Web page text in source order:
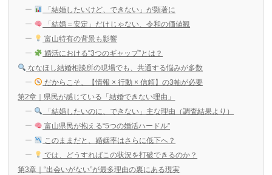
「結婚したいけど、できない」が顕著に
「結婚＝安定」だけじゃない、令和の価値観
富山特有の背景も影響
婚活における“3つのギャップ”とは？
ななほし結婚相談所の現場でも、共通する悩みが多数
だからこそ、【情報 × 行動 × 信頼】の3軸が必要
第2章｜県民が感じている「結婚できない理由」
「結婚したいのに、できない」主な理由（調査結果より）
富山県民が抱える“5つの婚活ハードル”
このままだと、婚姻率はさらに低下へ？
では、どうすればこの状況を打破できるのか？
第3章｜“出会いがない”が最多理由の裏にある現実